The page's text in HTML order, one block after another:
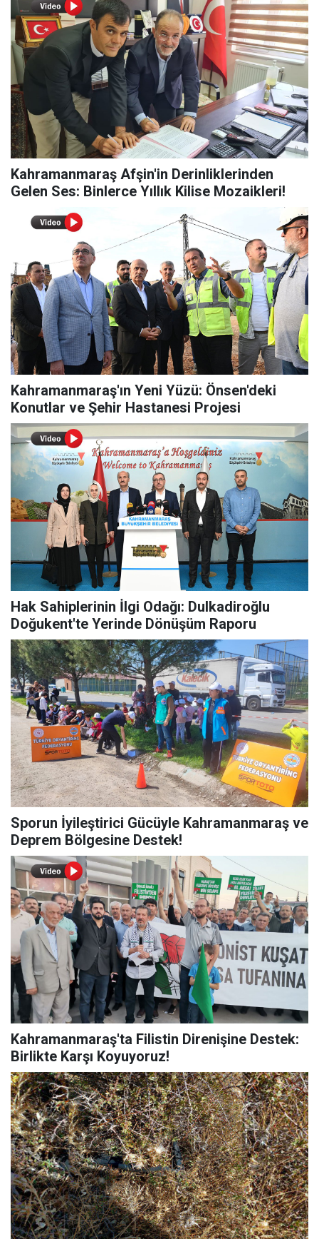
Kahramanmaraş Afşin'in Derinliklerinden
Gelen Ses: Binlerce Yıllık Kilise Mozaikleri!
Kahramanmaraş'ın Yeni Yüzü: Önsen'deki
Konutlar ve Şehir Hastanesi Projesi
Hak Sahiplerinin İlgi Odağı: Dulkadiroğlu
Doğukent'te Yerinde Dönüşüm Raporu
Sporun İyileştirici Gücüyle Kahramanmaraş ve
Deprem Bölgesine Destek!
Kahramanmaraş'ta Filistin Direnişine Destek:
Birlikte Karşı Koyuyoruz!